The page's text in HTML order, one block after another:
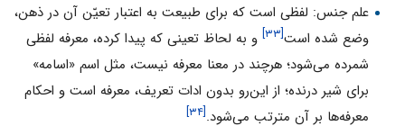
علم جنس: لفظی است که برای طبیعت به اعتبار تعیّن آن در ذهن،
وضع شده است[۳۳]
و به لحاظ تعینی که پیدا کرده، معرفه لفظی
شمرده می‌شود؛ هرچند در معنا معرفه نیست، مثل اسم «اسامه»
برای شیر درنده؛ از این‌رو بدون ادات تعریف، معرفه است و احکام
معرفه‌ها بر آن مترتب می‌شود.[۳۴]